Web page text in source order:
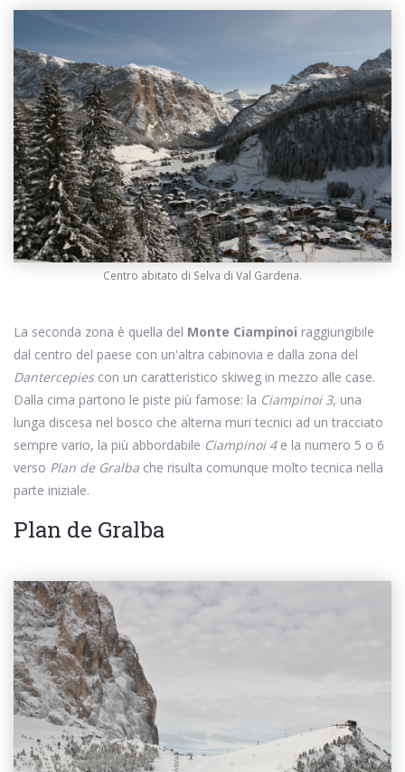
Centro abitato di Selva di Val Gardena.
La seconda zona è quella del Monte Ciampinoi raggiungibile
dal centro del paese con un'altra cabinovia e dalla zona del
Dantercepies con un caratteristico skiweg in mezzo alle case.
Dalla cima partono le piste più famose: la Ciampinoi 3, una
lunga discesa nel bosco che alterna muri tecnici ad un tracciato
sempre vario, la più abbordabile Ciampinoi 4e la numero 5 o 6
verso Plan de Gralba che risulta comunque molto tecnica nella
parte iniziale.
Plan de Gralba